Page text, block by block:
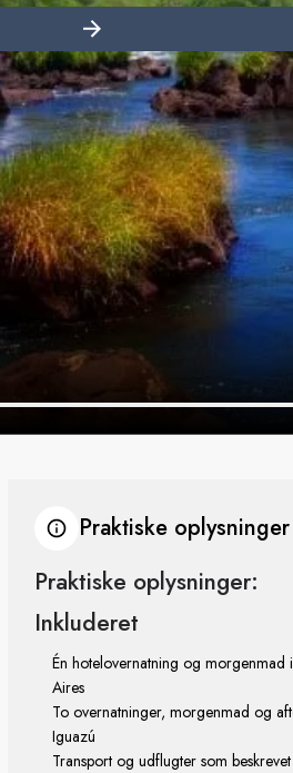
Slide right
Praktiske oplysninger
Praktiske oplysninger:
Inkluderet
Én hotelovernatning og morgenmad
Aires
To overnatninger, morgenmad og
Iguazú
Transport og udflugter som beskrevet